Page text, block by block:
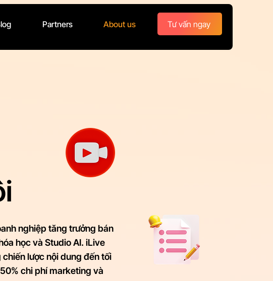
Partners About us Tư vấn ngay
nghiệp tăng trưởng bán
học và Studio AI. iLive
lược nội dung đến tối
chi phí marketing và